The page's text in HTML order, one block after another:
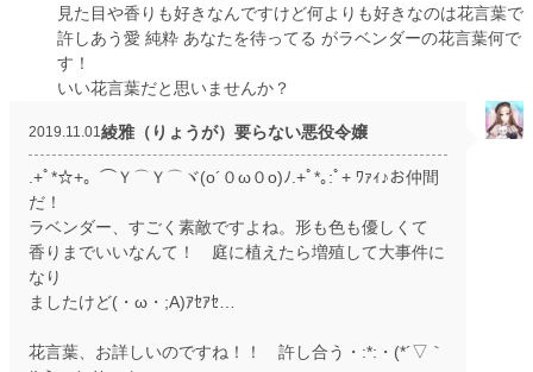
見た目や香りも好きなんですけど何よりも好きなのは花言葉で
許しあう愛 純粋 あなたを待ってる がラベンダーの花言葉何で
す！
いい花言葉だと思いませんか？
2019.11.01綾雅（りょうが）要らない悪役令嬢
.+ﾟ*☆+。⌒Ｙ⌒Ｙ⌒ヾ(o´０ω０o)ﾉ.+ﾟ*｡:ﾟ+ ﾜｧｨ♪お仲間
だ！
ラベンダー、すごく素敵ですよね。形も色も優しくて
香りまでいいなんて！ 庭に植えたら増殖して大事件に
なり
ましたけど(・ω・;A)ｱｾｱｾ…
花言葉、お詳しいのですね！！ 許し合う・:*:・(*´▽｀